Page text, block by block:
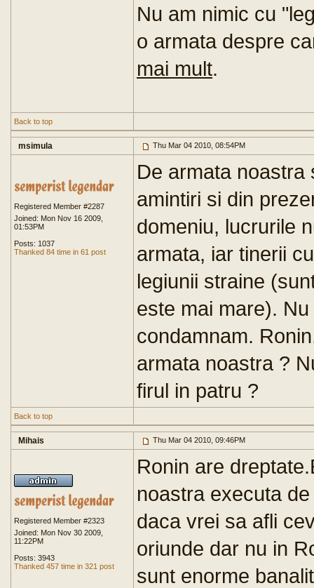
Nu am nimic cu
o armata despre
mai mult.
Back to top
msimula Thu Mar 04 2010, 08:54PM
Registered Member #2287
Joined: Mon Nov 16 2009,
01:53PM
Posts: 1037
Thanked 84 time in 61 post
De armata noastra
amintiri si din
domeniu, lucrurile
armata, iar tinerii
legiunii straine
este mai mare).
condamnam.
armata noastra ?
firul in patru ?
Back to top
Mihais Thu Mar 04 2010, 09:46PM
Registered Member #2323
Joined: Mon Nov 30 2009,
11:22PM
Posts: 3943
Thanked 457 time in 321 post
Ronin are
noastra executa
daca vrei sa afli
oriunde dar nu in
sunt enorme